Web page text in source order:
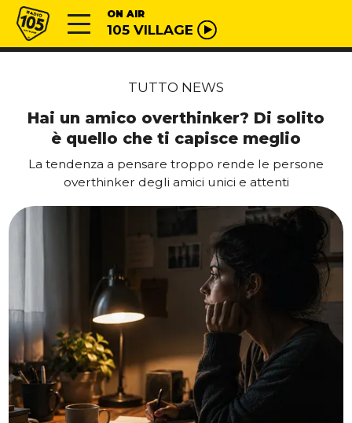
Vai al contenuto
Radio 105 ON AIR
105 VILLAGE
TUTTO NEWS
Hai un amico overthinker? Di solito
è quello che ti capisce meglio
La tendenza a pensare troppo rende le persone
overthinker degli amici unici e attenti